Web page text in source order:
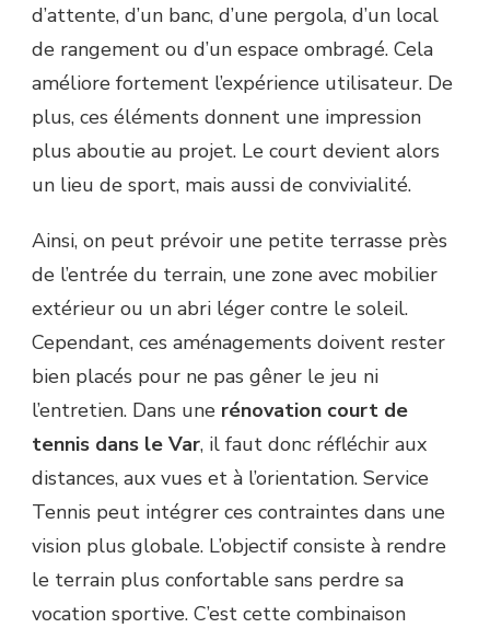
d’attente, d’un banc, d’une pergola, d’un local
de rangement ou d’un espace ombragé. Cela
améliore fortement l’expérience utilisateur. De
plus, ces éléments donnent une impression
plus aboutie au projet. Le court devient alors
un lieu de sport, mais aussi de convivialité.
Ainsi, on peut prévoir une petite terrasse près
de l’entrée du terrain, une zone avec mobilier
extérieur ou un abri léger contre le soleil.
Cependant, ces aménagements doivent rester
bien placés pour ne pas gêner le jeu ni
l’entretien. Dans une rénovation court de
tennis dans le Var, il faut donc réfléchir aux
distances, aux vues et à l’orientation. Service
Tennis peut intégrer ces contraintes dans une
vision plus globale. L’objectif consiste à rendre
le terrain plus confortable sans perdre sa
vocation sportive. C’est cette combinaison